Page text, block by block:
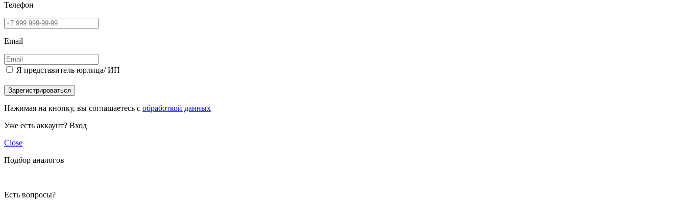
Телефон
Email
Я представитель юрлица/ ИП
Зарегистрироваться
Нажимая на кнопку, вы соглашаетесь с обработкой данных
Уже есть аккаунт? Вход
Close
Подбор аналогов
Есть вопросы?